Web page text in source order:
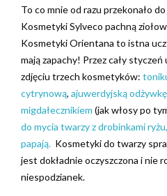
To co mnie od razu przekonało
Kosmetyki Sylveco pachną
Kosmetyki Orientana to istna
mają zapachy! Przez cały
zdjęciu trzech kosmetyków:
cytrynową, ajuwerdyjską
migdałecznikiem (jak włosy po
do mycia twarzy z drobinkami
papają. Kosmetyki do twarzy
jest dokładnie oczyszczona i nie
niespodzianek.